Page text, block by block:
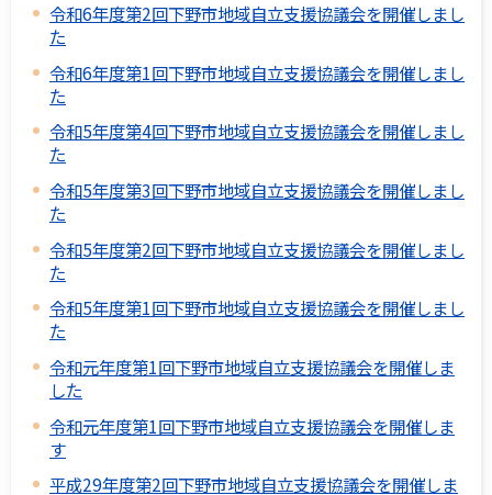
令和6年度第2回下野市地域自立支援協議会を開催しまし
た
令和6年度第1回下野市地域自立支援協議会を開催しまし
た
令和5年度第4回下野市地域自立支援協議会を開催しまし
た
令和5年度第3回下野市地域自立支援協議会を開催しまし
た
令和5年度第2回下野市地域自立支援協議会を開催しまし
た
令和5年度第1回下野市地域自立支援協議会を開催しまし
た
令和元年度第1回下野市地域自立支援協議会を開催しま
した
令和元年度第1回下野市地域自立支援協議会を開催しま
す
平成29年度第2回下野市地域自立支援協議会を開催しま